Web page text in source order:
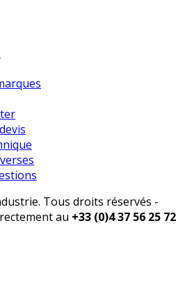
Tous droits réservés -
au +33 (0)4 37 56 25 72